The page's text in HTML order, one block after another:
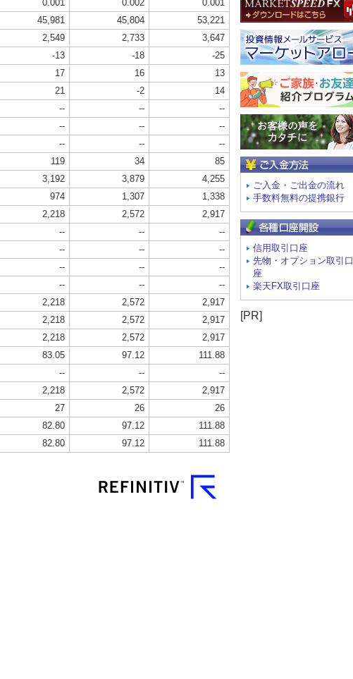
ご入金・ご出金の流れ
手数料無料の提携銀行
信用取引口座
先物・オプション取引口
座
楽天FX取引口座
[PR]